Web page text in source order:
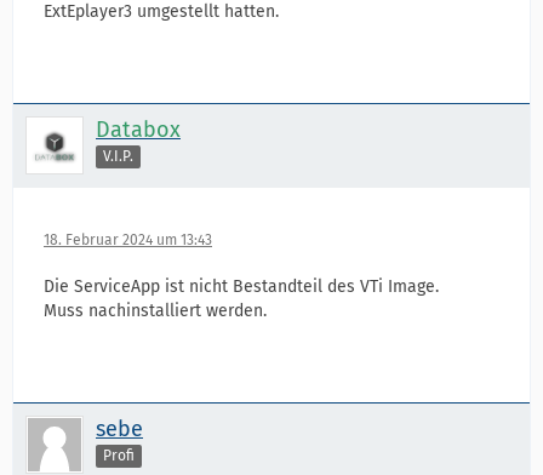
ExtEplayer3 umgestellt hatten.
Databox
V.I.P.
18. Februar 2024 um 13:43
Die ServiceApp ist nicht Bestandteil des VTi Image.
Muss nachinstalliert werden.
sebe
Profi